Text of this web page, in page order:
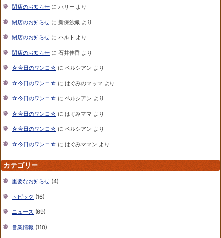
閉店のお知らせ に ハリー より
閉店のお知らせ に 新保沙織 より
閉店のお知らせ に ハルト より
閉店のお知らせ に 石井佳香 より
☆今日のワンコ☆ に ベルシアン より
☆今日のワンコ☆ に はぐみのマッマ より
☆今日のワンコ☆ に ベルシアン より
☆今日のワンコ☆ に はぐみママ より
☆今日のワンコ☆ に ベルシアン より
☆今日のワンコ☆ に はぐみママン より
カテゴリー
重要なお知らせ (4)
トピック (16)
ニュース (69)
営業情報 (110)